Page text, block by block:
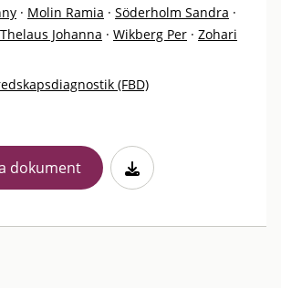
· Molin Ramia · Söderholm Sandra ·
Thelaus Johanna · Wikberg Per · Zohari
(FBD)
dokument